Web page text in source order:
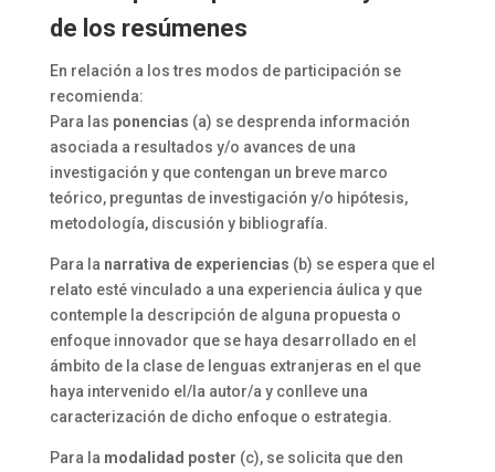
de los resúmenes
En relación a los tres modos de participación se
recomienda:
Para las ponencias (a) se desprenda información
asociada a resultados y/o avances de una
investigación y que contengan un breve marco
teórico, preguntas de investigación y/o hipótesis,
metodología, discusión y bibliografía.
Para la narrativa de experiencias (b) se espera que el
relato esté vinculado a una experiencia áulica y que
contemple la descripción de alguna propuesta o
enfoque innovador que se haya desarrollado en el
ámbito de la clase de lenguas extranjeras en el que
haya intervenido el/la autor/a y conlleve una
caracterización de dicho enfoque o estrategia.
Para la modalidad poster (c), se solicita que den